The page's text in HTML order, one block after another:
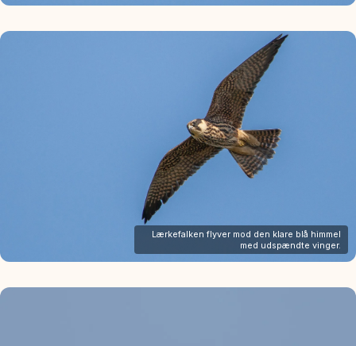
Lærkefalken flyver mod den klare blå himmel
med udspændte vinger.